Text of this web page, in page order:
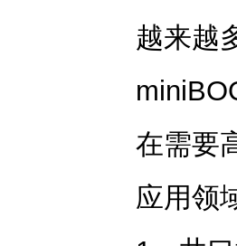
越来越
在需要
应用领